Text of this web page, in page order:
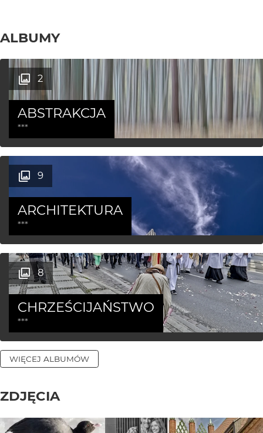
ALBUMY
2
ABSTRAKCJA
***
9
ARCHITEKTURA
***
8
CHRZEŚCIJAŃSTWO
***
WIĘCEJ ALBUMÓW
ZDJĘCIA